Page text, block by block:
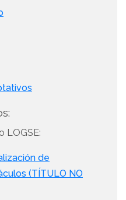
LOGSE:
de
(TÍTULO NO